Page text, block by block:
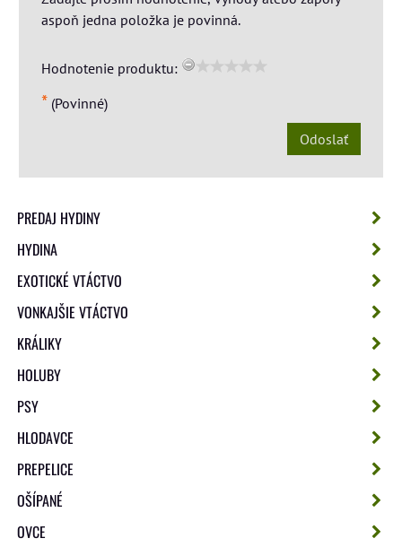
aspoň jedna položka je povinná.
Hodnotenie produktu:
* (Povinné)
Odoslať
PREDAJ HYDINY
HYDINA
EXOTICKÉ VTÁCTVO
VONKAJŠIE VTÁCTVO
KRÁLIKY
HOLUBY
PSY
HLODAVCE
PREPELICE
OŠÍPANÉ
OVCE